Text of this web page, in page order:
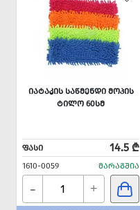
ᲘᲐᲢᲐᲙᲘᲡ ᲡᲐᲬᲛᲔᲜᲓᲘ ᲛᲝᲞᲘᲡ
ᲢᲘᲚᲝ 60ᲡᲛ
ᲤᲐᲡᲘ 14.5 ₾
1610-0059 ᲛᲐᲠᲐᲒᲨᲘᲐ
- +